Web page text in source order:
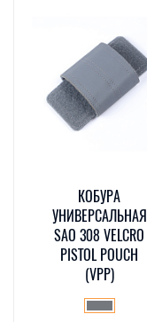
КОБУРА
УНИВЕРСАЛЬНАЯ
SAO 308 VELCRO
PISTOL POUCH
(VPP)